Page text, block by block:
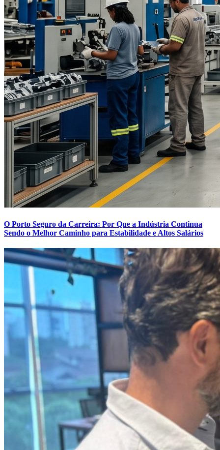
O Porto Seguro da Carreira: Por Que a Indústria Continua
Sendo o Melhor Caminho para Estabilidade e Altos Salários